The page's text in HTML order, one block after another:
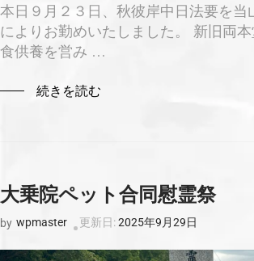
本日９月２３日、秋彼岸中日法要を当
によりお勤めいたしました。 新旧両
食供養を営み …
続きを読む
大乗院ペット合同慰霊祭
by wpmaster 更新日:2025年9月29日